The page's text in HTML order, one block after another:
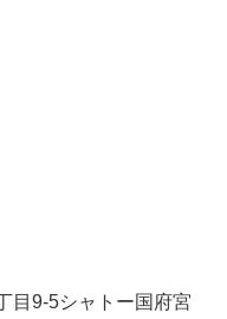
目9-5シャトー国府宮